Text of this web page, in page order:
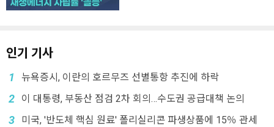
인기 기사
1 뉴욕증시, 이란의 호르무즈 선별통항 추진에 하락
2 이 대통령, 부동산 점검 2차 회의…수도권 공급대책 논의
3 미국, '반도체 핵심 원료' 폴리실리콘 파생상품에 15％ 관세